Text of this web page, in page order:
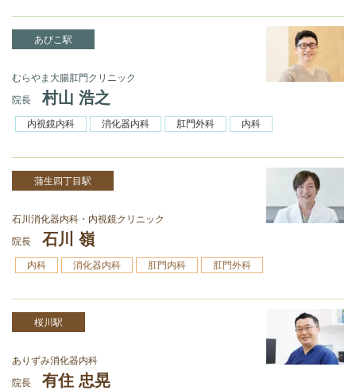
あびこ駅
むらやま大腸肛門クリニック
院長
村山 浩之
内視鏡内科 消化器内科 肛門外科 内科
蒲生四丁目駅
石川消化器内科・内視鏡クリニック
院長
石川 嶺
内科 消化器内科 肛門内科 肛門外科
桜川駅
ありずみ消化器内科
院長
有住 忠晃